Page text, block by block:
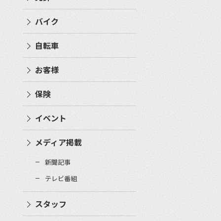
バイク
自転車
お客様
保険
イベント
メディア掲載
新聞記事
テレビ番組
スタッフ